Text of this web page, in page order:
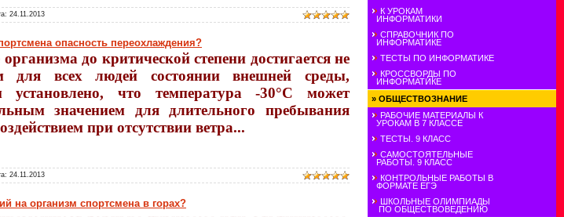
24.11.2013
опасность переохлаждения?
до критической степени достигается не
для всех людей состоянии внешней среды,
что температура -30°C может
значением для длительного пребывания
при отсутствии ветра...
24.11.2013
на организм спортсмена в горах?
К УРОКАМ
ИНФОРМАТИКИ
СПРАВОЧНИК ПО
ИНФОРМАТИКЕ
ТЕСТЫ ПО ИНФОРМАТИКЕ
КРОССВОРДЫ ПО
ИНФОРМАТИКЕ
» ОБЩЕСТВОЗНАНИЕ
РАБОЧИЕ МАТЕРИАЛЫ К
УРОКАМ В 7 КЛАССЕ
ТЕСТЫ. 9 КЛАСС
САМОСТОЯТЕЛЬНЫЕ
РАБОТЫ. 9 КЛАСС
КОНТРОЛЬНЫЕ РАБОТЫ В
ФОРМАТЕ ЕГЭ
ШКОЛЬНЫЕ ОЛИМПИАДЫ
ПО ОБЩЕСТВОВЕДЕНИЮ